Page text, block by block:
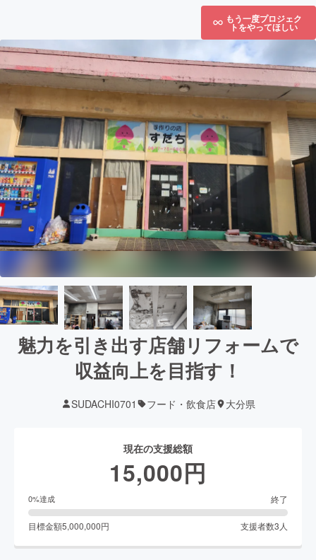
もう一度プロジェク
トをやってほしい
魅力を引き出す店舗リフォームで
収益向上を目指す！
SUDACHI0701 フード・飲食店 大分県
現在の支援総額
15,000円
0%達成 終了
目標金額5,000,000円 支援者数3 人